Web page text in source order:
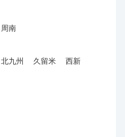
周南
北九州 久留米 西新